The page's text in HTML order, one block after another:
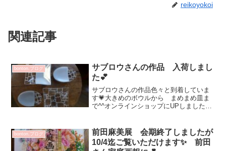
reikoyokoi
関連記事
bonton.ブログ
サブロウさんの作品 入荷しまし
た💕
サブロウさんの作品色々と到着していま
す💗大きめのボウルから まめまめ皿ま
で^^オンラインショップにUPしましたの
ただけのフルーツも美味しそうに お洒
落に見えるガラス器♡...
bonton.ブログ
前田麻美展 会期終了しましたが
10/4迄ご覧いただけます✨ 前田